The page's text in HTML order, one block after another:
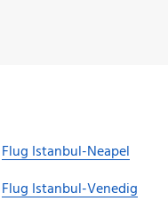
Flug Istanbul-Neapel
Flug Istanbul-Venedig